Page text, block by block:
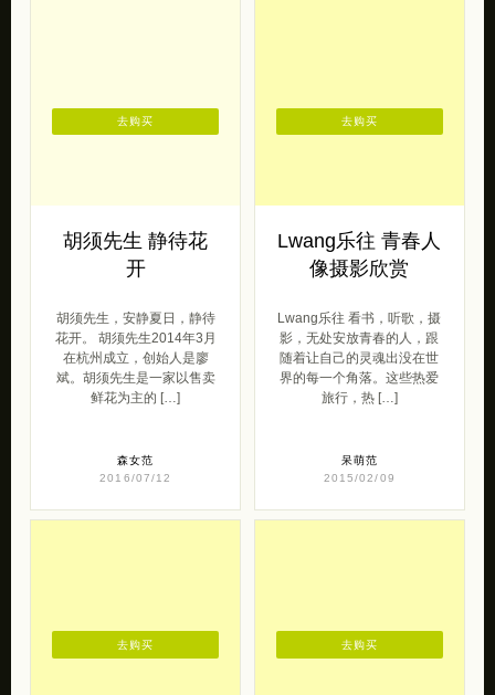
胡须先生 静待花
开
胡须先生，安静夏日，静待
花开。 胡须先生2014年3月
在杭州成立，创始人是廖
斌。胡须先生是一家以售卖
鲜花为主的 […]
森女范
2016/07/12
去购买
Lwang乐往 青春人
像摄影欣赏
Lwang乐往 看书，听歌，摄
影，无处安放青春的人，跟
随着让自己的灵魂出没在世
界的每一个角落。这些热爱
旅行，热 […]
呆萌范
2015/02/09
去购买
去购买 去购买